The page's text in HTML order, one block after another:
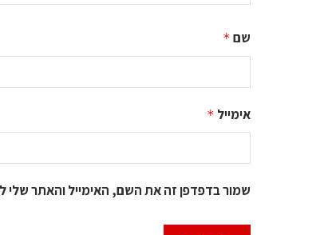
שם *
אימייל *
שמור בדפדפן זה את השם, האימייל והאתר שלי